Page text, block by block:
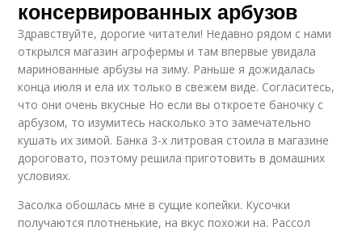
консервированных арбузов
Здравствуйте, дорогие читатели! Недавно рядом с нами
открылся магазин агрофермы и там впервые увидала
маринованные арбузы на зиму. Раньше я дожидалась
конца июля и ела их только в свежем виде. Согласитесь,
что они очень вкусные Но если вы откроете баночку с
арбузом, то изумитесь насколько это замечательно
кушать их зимой. Банка 3-х литровая стоила в магазине
дороговато, поэтому решила приготовить в домашних
условиях.
Засолка обошлась мне в сущие копейки. Кусочки
получаются плотненькие, на вкус похожи на. Рассол